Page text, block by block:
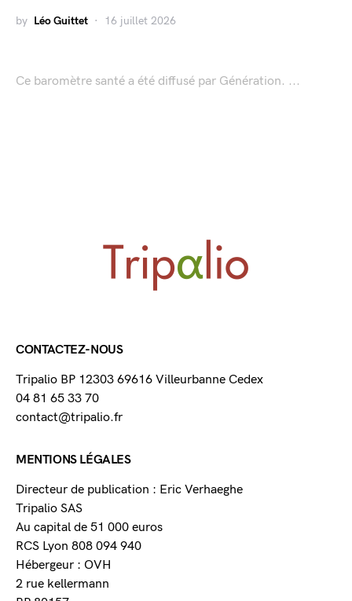
by Léo Guittet 16 juillet 2026
Ce baromètre santé a été diffusé par Génération. ...
CONTACTEZ-NOUS
Tripalio BP 12303 69616 Villeurbanne Cedex
04 81 65 33 70
contact@tripalio.fr
MENTIONS LÉGALES
Directeur de publication : Eric Verhaeghe
Tripalio SAS
Au capital de 51 000 euros
RCS Lyon 808 094 940
Hébergeur : OVH
2 rue kellermann